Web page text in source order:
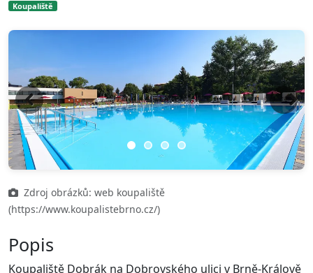
Koupaliště
Previous Next
Zdroj obrázků: web koupaliště
(https://www.koupalistebrno.cz/)
Popis
Koupaliště Dobrák na Dobrovského ulici v Brně-Králově